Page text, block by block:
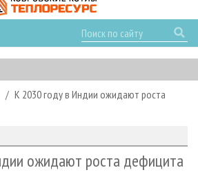
К 2030 году в Индии ожидают роста
ожидают роста дефицита